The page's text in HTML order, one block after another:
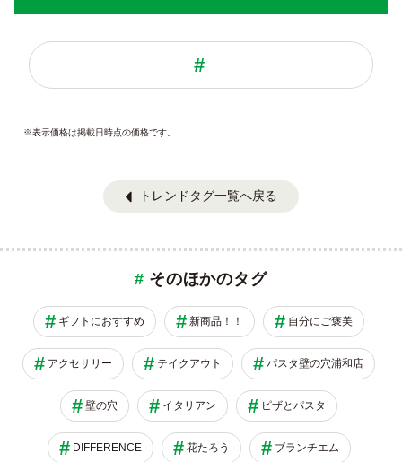
※表示価格は掲載日時点の価格です。
トレンドタグ一覧へ戻る
そのほかのタグ
ギフトにおすすめ 新商品！！ 自分にご褒美
アクセサリー テイクアウト パスタ壁の穴浦和店
壁の穴 イタリアン ピザとパスタ
DIFFERENCE 花たろう ブランチエム